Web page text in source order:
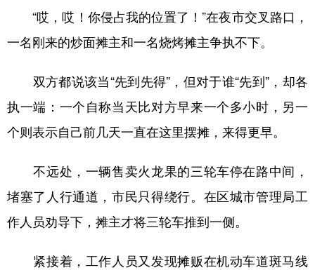
“哎，哎！你侵占我的位置了！”在夜市交叉路口，
一名刚来的炒面摊主和一名烧烤摊主争执不下。
双方都说该当“先到先得”，但对于谁“先到”，却各
执一端：一个自称当天比对方早来一个多小时，另一
个则表示自己前几天一直在这里摆摊，来得更早。
不远处，一辆售卖火龙果的三轮车停在路中间，
堵塞了人行通道，市民只得绕行。在区城市管理局工
作人员劝导下，摊主才将三轮车推到一侧。
紧接着，工作人员又发现摊贩在机动车道斑马线